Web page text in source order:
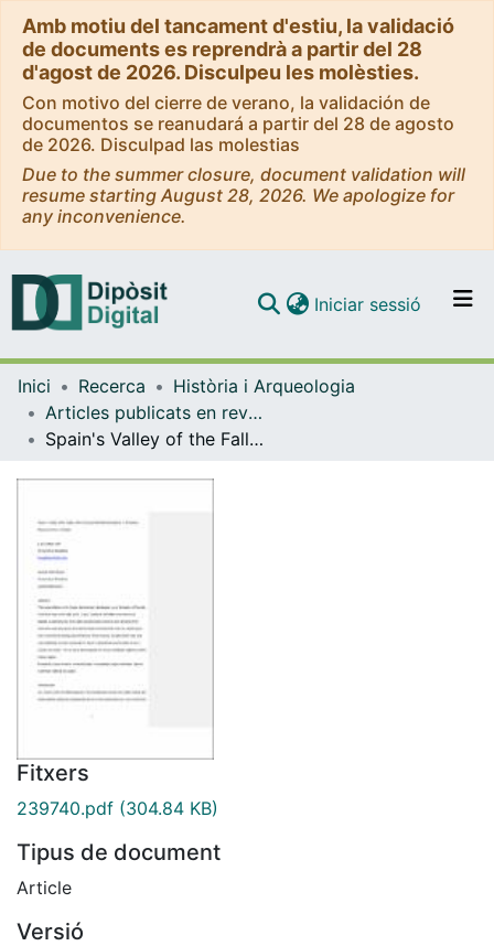
Amb motiu del tancament d'estiu, la validació
de documents es reprendrà a partir del 28
d'agost de 2026. Disculpeu les molèsties.
Con motivo del cierre de verano, la validación de
documentos se reanudará a partir del 28 de agosto
de 2026. Disculpad las molestias
Due to the summer closure, document validation will
resume starting August 28, 2026. We apologize for
any inconvenience.
Navega per tot el DD
Com publicar
Iniciar sessió (current)
Inici Recerca
Història i Arqueologia
Articles publicats en revistes (Història i Arqueologia)
Spain's Valley of the Fallen, Where Human Remains Disappear: A Funerary Monument for a Dictator
Fitxers
239740.pdf (304.84 KB)
Tipus de document
Article
Versió